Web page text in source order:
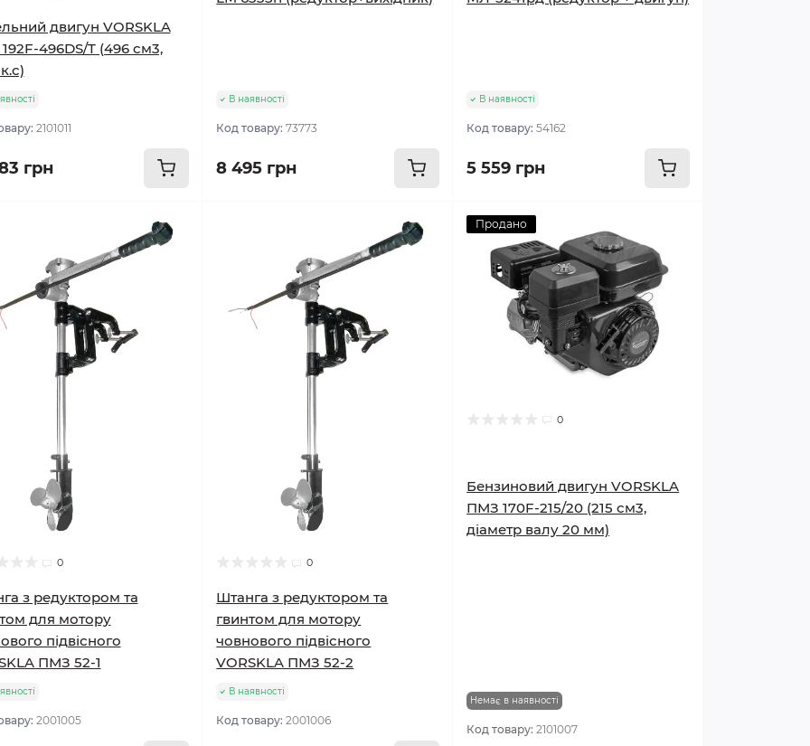
двигун VORSKLA
496DS/T (496 см3,
2101011
грн
В наявності
Код товару:73773
8 495 грн
В наявності
Код товару:54162
5 559 грн
0
з редуктором та
для мотору
підвісного
ПМЗ 52-1
2001005
0
Штанга з редуктором та
гвинтом для мотору
човнового підвісного
VORSKLA ПМЗ 52-2
В наявності
Код товару:2001006
Продано
0
Бензиновий двигун VORSKLA
ПМЗ 170F-215/20 (215 см3,
діаметр валу 20 мм)
Немає в наявності
Код товару:2101007